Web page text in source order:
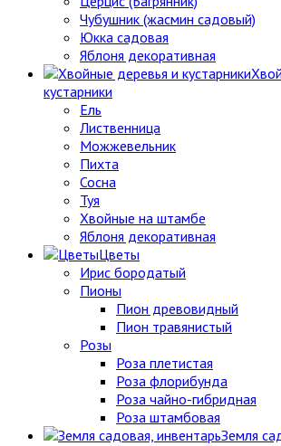
Чубушник (жасмин садовый)
Юкка садовая
Яблоня декоративная
кустарники
Ель
Лиственница
Можжевельник
Пихта
Сосна
Туя
Хвойные на штамбе
Яблоня декоративная
Цветы
Ирис бородатый
Пионы
Пион древовидный
Пион травянистый
Розы
Роза плетистая
Роза флорибунда
Роза чайно-гибридная
Роза штамбовая
Земля